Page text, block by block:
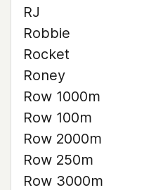
RJ
Robbie
Rocket
Roney
Row 1000m
Row 100m
Row 2000m
Row 250m
Row 3000m